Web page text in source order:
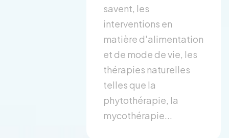
savent, les
interventions en
matière d'alimentation
et de mode de vie, les
thérapies naturelles
telles que la
phytothérapie, la
mycothérapie...